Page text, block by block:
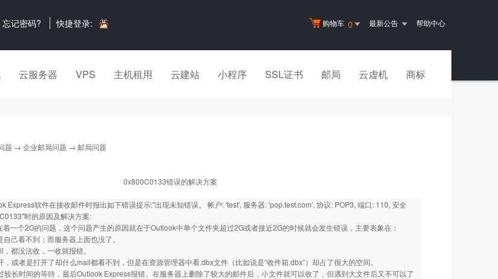
购物车 0 最新公告 帮助中心
忘记密码? 快捷登录:
云服务器 VPS 主机租用 云建站 小程序 SSL证书 邮局 云虚机 商标
题 → 企业邮局问题 → 邮局问题
0x800C0133错误的解决方案
Express软件在接收邮件时报出如下错误提示:"出现未知错误。 帐户: 'test', 服务器: 'pop.test.com', 协议: POP3, 端口: 110, 安全
时的原因及解决方案:
一个2G的问题，这个问题产生的原因就在于Outlook中单个文件夹超过2G或者接近2G的时候就会发生错误，主要表象在：
己看不到；而服务器上面也没了。
都没法收，一收就报错。
或者是打开了却什么mail都看不到，但是在资源管理器中看.dbx文件（比如说是“收件箱.dbx”）却占了很大的空间。
较长时间的等待，最后Outlook Express报错。在服务器上删除了较大的邮件后，小文件就可以收了，但遇到大文件后又不可以了